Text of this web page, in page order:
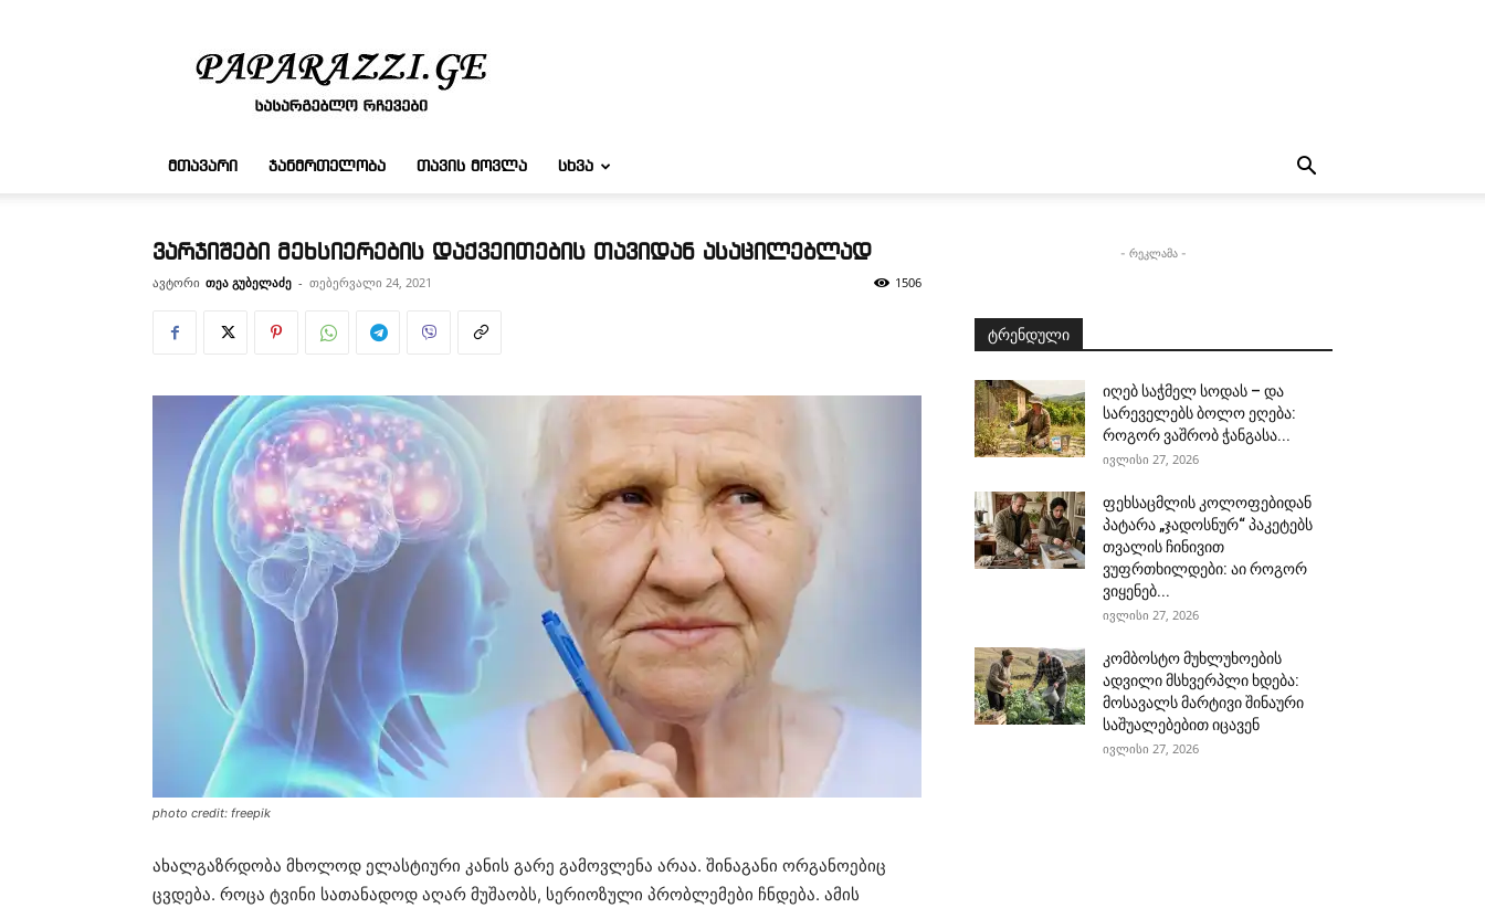
რჩევები
ᲛᲗᲐᲕᲐᲠᲘ ᲯᲐᲜᲛᲠᲗᲔᲚᲝᲑᲐ ᲗᲐᲕᲘᲡ ᲛᲝᲕᲚᲐ ᲡᲮᲕᲐ
ვარჯიშები მეხსიერების დაქვეითების თავიდან ასაცილებლად
ავტორი თეა გუბელაძე - თებერვალი 24, 2021 1506
photo credit: freepik
ახალგაზრდობა მხოლოდ ელასტიური კანის გარე გამოვლენა არაა. შინაგანი ორგანოებიც
ცვდება. როცა ტვინი სათანადოდ აღარ მუშაობს, სერიოზული პრობლემები ჩნდება. ამის
- რეკლამა -
ტრენდული
იღებ საჭმელ სოდას – და
სარეველებს ბოლო ეღება:
როგორ ვაშრობ ჭანგასა...
ივლისი 27, 2026
ფეხსაცმლის კოლოფებიდან
პატარა „ჯადოსნურ“ პაკეტებს
თვალის ჩინივით
ვუფრთხილდები: აი როგორ
ვიყენებ...
ივლისი 27, 2026
კომბოსტო მუხლუხოების
ადვილი მსხვერპლი ხდება:
მოსავალს მარტივი შინაური
საშუალებებით იცავენ
ივლისი 27, 2026